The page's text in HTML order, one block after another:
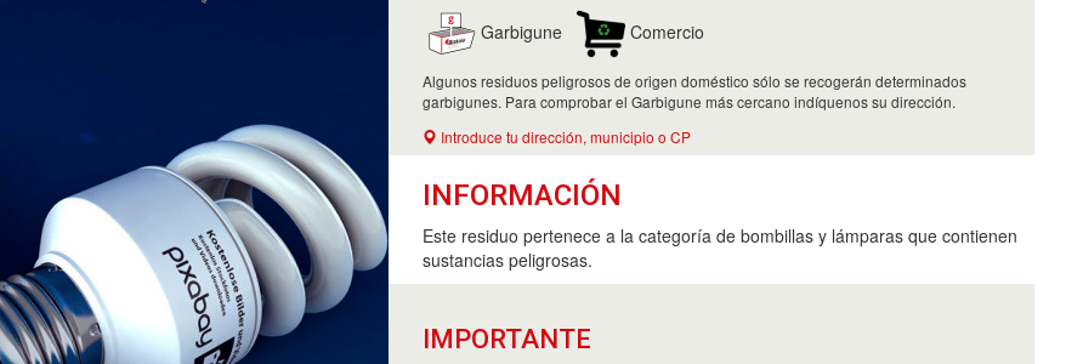
Garbigune Comercio
Algunos residuos peligrosos de origen doméstico sólo se recogerán determinados
garbigunes. Para comprobar el Garbigune más cercano indíquenos su dirección.
Introduce tu dirección, municipio o CP
INFORMACIÓN
Este residuo pertenece a la categoría de bombillas y lámparas que contienen
sustancias peligrosas.
IMPORTANTE